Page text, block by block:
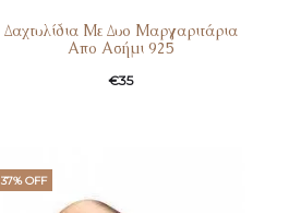
Δαχτυλίδια Με Δυο Μαργαριτάρια
Απο Ασήμι 925
€35
37% OFF